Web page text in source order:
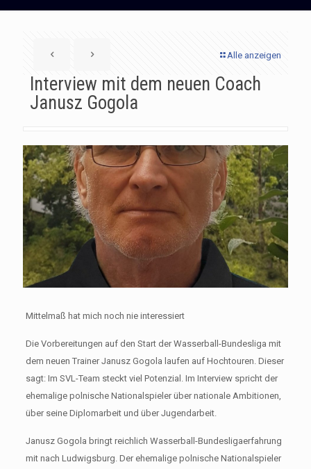
Alle anzeigen
Interview mit dem neuen Coach
Janusz Gogola
Mittelmaß hat mich noch nie interessiert
Die Vorbereitungen auf den Start der Wasserball-Bundesliga mit
dem neuen Trainer Janusz Gogola laufen auf Hochtouren. Dieser
sagt: Im SVL-Team steckt viel Potenzial. Im Interview spricht der
ehemalige polnische Nationalspieler über nationale Ambitionen,
über seine Diplomarbeit und über Jugendarbeit.
Janusz Gogola bringt reichlich Wasserball-Bundesligaerfahrung
mit nach Ludwigsburg. Der ehemalige polnische Nationalspieler